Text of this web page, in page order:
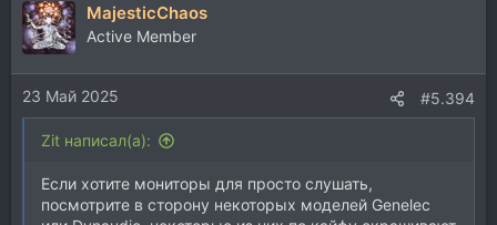
MajesticChaos
Active Member
23 Май 2025 #5.394
Zit написал(а):
Если хотите мониторы для просто слушать,
посмотрите в сторону некоторых моделей Genelec